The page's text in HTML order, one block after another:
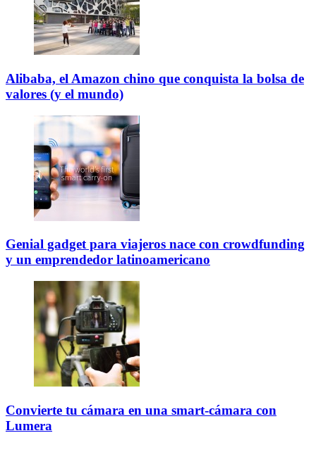
Alibaba, el Amazon chino que conquista la bolsa de
valores (y el mundo)
Genial gadget para viajeros nace con crowdfunding
y un emprendedor latinoamericano
Convierte tu cámara en una smart-cámara con
Lumera